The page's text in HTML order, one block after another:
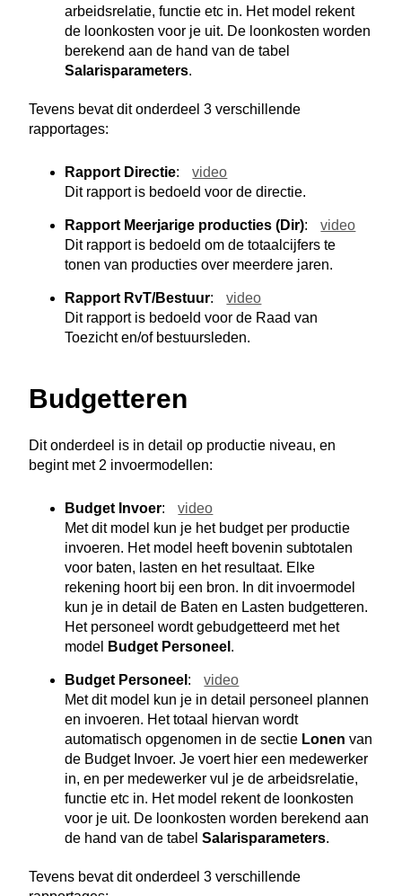
arbeidsrelatie, functie etc in. Het model rekent
de loonkosten voor je uit. De loonkosten worden
berekend aan de hand van de tabel
Salarisparameters.
Tevens bevat dit onderdeel 3 verschillende
rapportages:
Rapport Directie:
video
Dit rapport is bedoeld voor de directie.
Rapport Meerjarige producties (Dir):
video
Dit rapport is bedoeld om de totaalcijfers te
tonen van producties over meerdere jaren.
Rapport RvT/Bestuur:
video
Dit rapport is bedoeld voor de Raad van
Toezicht en/of bestuursleden.
Budgetteren
Dit onderdeel is in detail op productie niveau, en
begint met 2 invoermodellen:
Budget Invoer:
video
Met dit model kun je het budget per productie
invoeren. Het model heeft bovenin subtotalen
voor baten, lasten en het resultaat. Elke
rekening hoort bij een bron. In dit invoermodel
kun je in detail de Baten en Lasten budgetteren.
Het personeel wordt gebudgetteerd met het
model
Budget Personeel .
Budget Personeel :
video
Met dit model kun je in detail personeel plannen
en invoeren. Het totaal hiervan wordt
automatisch opgenomen in de sectie Lonen van
de Budget Invoer. Je voert hier een medewerker
in, en per medewerker vul je de arbeidsrelatie,
functie etc in. Het model rekent de loonkosten
voor je uit. De loonkosten worden berekend aan
de hand van de tabelSalarisparameters.
Tevens bevat dit onderdeel 3 verschillende